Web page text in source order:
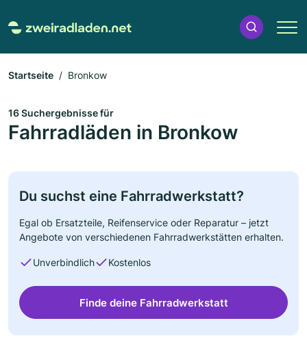
Startseite Bronkow
16 Suchergebnisse für
Fahrradläden in Bronkow
Du suchst eine Fahrradwerkstatt?
Egal ob Ersatzteile, Reifenservice oder Reparatur – jetzt
Angebote von verschiedenen Fahrradwerkstätten erhalten.
Unverbindlich Kostenlos
Finde deine Fahrradwerkstatt